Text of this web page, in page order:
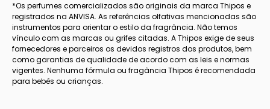
*Os perfumes comercializados são originais da marca Thipos e
registrados na ANVISA. As referências olfativas mencionadas são
instrumentos para orientar o estilo da fragrância. Não temos
vínculo com as marcas ou grifes citadas. A Thipos exige de seus
fornecedores e parceiros os devidos registros dos produtos, bem
como garantias de qualidade de acordo com as leis e normas
vigentes. Nenhuma fórmula ou fragância Thipos é recomendada
para bebês ou crianças.